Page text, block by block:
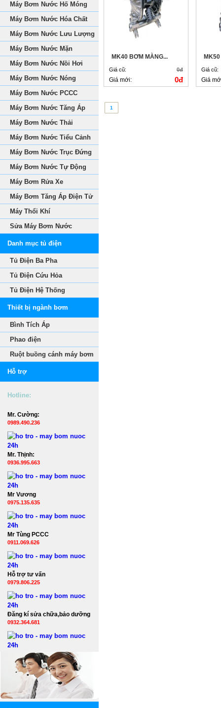
Máy Bơm Nước Hố Móng
Máy Bơm Nước Hóa Chất
Máy Bơm Nước Lưu Lượng
Máy Bơm Nước Mặn
Máy Bơm Nước Nồi Hơi
Máy Bơm Nước Nóng
Máy Bơm Nước PCCC
Máy Bơm Nước Tăng Áp
Máy Bơm Nước Thải
Máy Bơm Nước Tiểu Cảnh
Máy Bơm Nước Trục Đứng
Máy Bơm Nước Tự Động
Máy Bơm Rửa Xe
Máy Bơm Tăng Áp Điện Tử
Máy Thổi Khí
Sửa Máy Bơm Nước
Danh mục tủ điện
Tủ Điện Ba Pha
Tủ Điện Cứu Hỏa
Tủ Điện Hệ Thống
Thiết bị ngành bơm
Bình Tích Áp
Phao điện
Ruột buồng cánh máy bơm
Hỗ trợ
Hotline:
Mr. Cường:
0989.490.236
Mr. Thịnh:
0936.995.663
Mr Vương
0975.135.635
Mr Tùng PCCC
0911.069.626
Hỗ trợ tư vấn
0979.806.225
Đăng kí sửa chữa,bảo dưỡng
0932.364.681
MK40 BƠM MÀNG...
Giá cũ: 0đ
Giá mới: 0đ
Giá cũ:
Giá
1